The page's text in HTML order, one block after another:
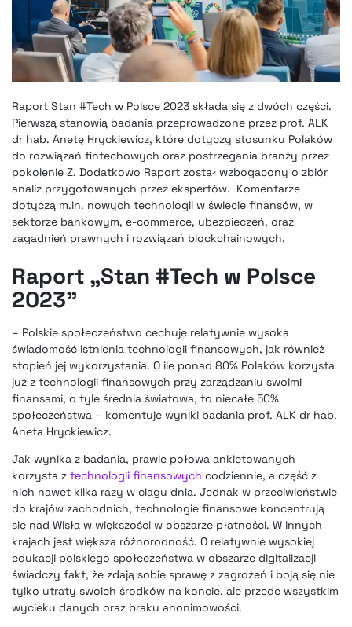
Raport Stan #Tech w Polsce 2023 składa się z dwóch części.
Pierwszą stanowią badania przeprowadzone przez prof. ALK
dr hab. Anetę Hryckiewicz, które dotyczy stosunku Polaków
do rozwiązań fintechowych oraz postrzegania branży przez
pokolenie Z. Dodatkowo Raport został wzbogacony o zbiór
analiz przygotowanych przez ekspertów. Komentarze
dotyczą m.in. nowych technologii w świecie finansów, w
sektorze bankowym, e-commerce, ubezpieczeń, oraz
zagadnień prawnych i rozwiązań blockchainowych.
Raport „Stan #Tech w Polsce
2023”
– Polskie społeczeństwo cechuje relatywnie wysoka
świadomość istnienia technologii finansowych, jak również
stopień jej wykorzystania. O ile ponad 80% Polaków korzysta
już z technologii finansowych przy zarządzaniu swoimi
finansami, o tyle średnia światowa, to niecałe 50%
społeczeństwa – komentuje wyniki badania prof. ALK dr hab.
Aneta Hryckiewicz.
Jak wynika z badania, prawie połowa ankietowanych
korzysta z technologii finansowych codziennie, a część z
nich nawet kilka razy w ciągu dnia. Jednak w przeciwieństwie
do krajów zachodnich, technologie finansowe koncentrują
się nad Wisłą w większości w obszarze płatności. W innych
krajach jest większa różnorodność. O relatywnie wysokiej
edukacji polskiego społeczeństwa w obszarze digitalizacji
świadczy fakt, że zdają sobie sprawę z zagrożeń i boją się nie
tylko utraty swoich środków na koncie, ale przede wszystkim
wycieku danych oraz braku anonimowości.